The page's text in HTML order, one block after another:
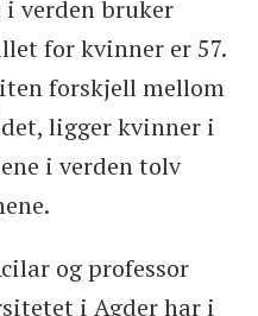
i verden bruker
for kvinner er 57.
forskjell mellom
ligger kvinner i
i verden tolv
og professor
i Agder har i